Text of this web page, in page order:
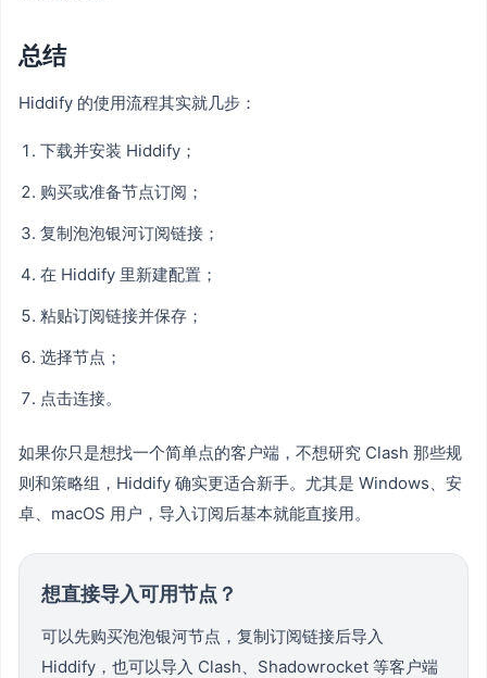
总结
Hiddify 的使用流程其实就几步：
下载并安装 Hiddify；
购买或准备节点订阅；
复制泡泡银河订阅链接；
在 Hiddify 里新建配置；
粘贴订阅链接并保存；
选择节点；
点击连接。
如果你只是想找一个简单点的客户端，不想研究 Clash 那些规
则和策略组，Hiddify 确实更适合新手。尤其是 Windows、安
卓、macOS 用户，导入订阅后基本就能直接用。
想直接导入可用节点？
可以先购买泡泡银河节点，复制订阅链接后导入
Hiddify，也可以导入 Clash、Shadowrocket 等客户端